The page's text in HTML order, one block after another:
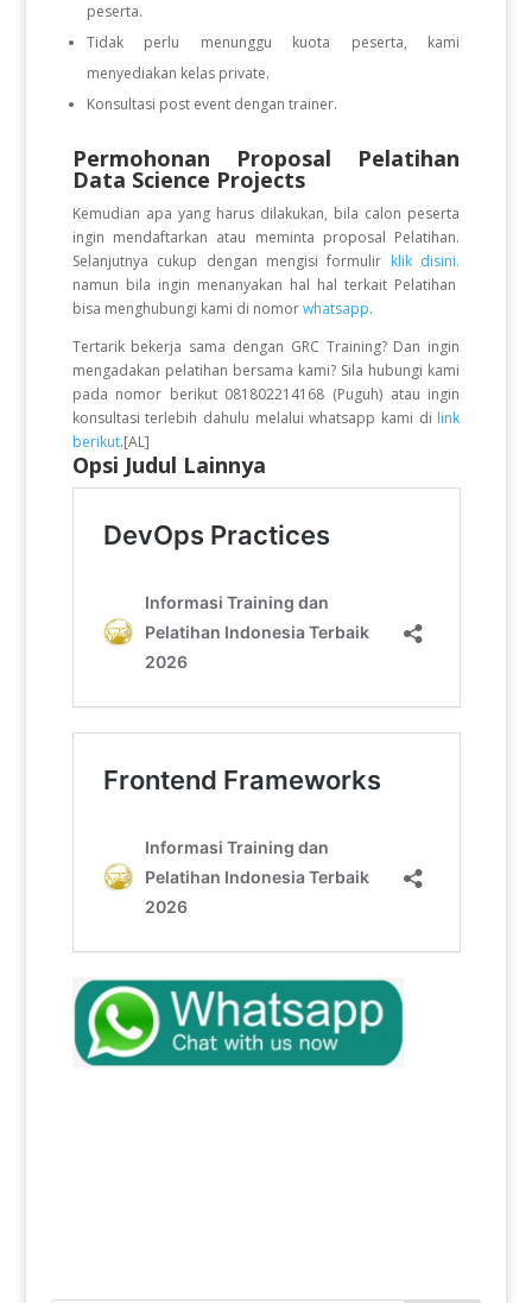
peserta.
Tidak perlu menunggu kuota peserta, kami
menyediakan kelas private.
Konsultasi post event dengan trainer.
Permohonan Proposal Pelatihan
Data Science Projects
Kemudian apa yang harus dilakukan, bila calon peserta
ingin mendaftarkan atau meminta proposal Pelatihan.
Selanjutnya cukup dengan mengisi formulir klik disini.
namun bila ingin menanyakan hal hal terkait Pelatihan
bisa menghubungi kami di nomorwhatsapp.
Tertarik bekerja sama dengan GRC Training? Dan ingin
mengadakan pelatihan bersama kami? Sila hubungi kami
pada nomor berikut 081802214168 (Puguh) atau ingin
konsultasi terlebih dahulu melalui whatsapp kami di link
berikut.[AL]
Opsi Judul Lainnya